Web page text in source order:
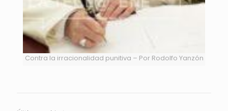
Contra la irracionalidad punitiva – Por Rodolfo Yanzón